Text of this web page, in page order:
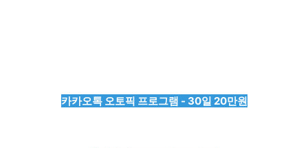
카카오톡 오토픽 프로그램 - 30일 20만원